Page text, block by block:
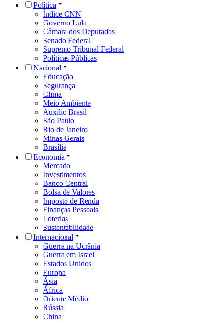
Política
Índice CNN
Governo Lula
Câmara dos Deputados
Senado Federal
Supremo Tribunal Federal
Políticas Públicas
Nacional
Educação
Segurança
Clima
Meio Ambiente
Auxílio Brasil
São Paulo
Rio de Janeiro
Minas Gerais
Brasília
Economia
Mercado
Investimentos
Banco Central
Bolsa de Valores
Imposto de Renda
Finanças Pessoais
Loterias
Sustentabilidade
Internacional
Guerra na Ucrânia
Guerra em Israel
Estados Unidos
Europa
Ásia
África
Oriente Médio
Rússia
China